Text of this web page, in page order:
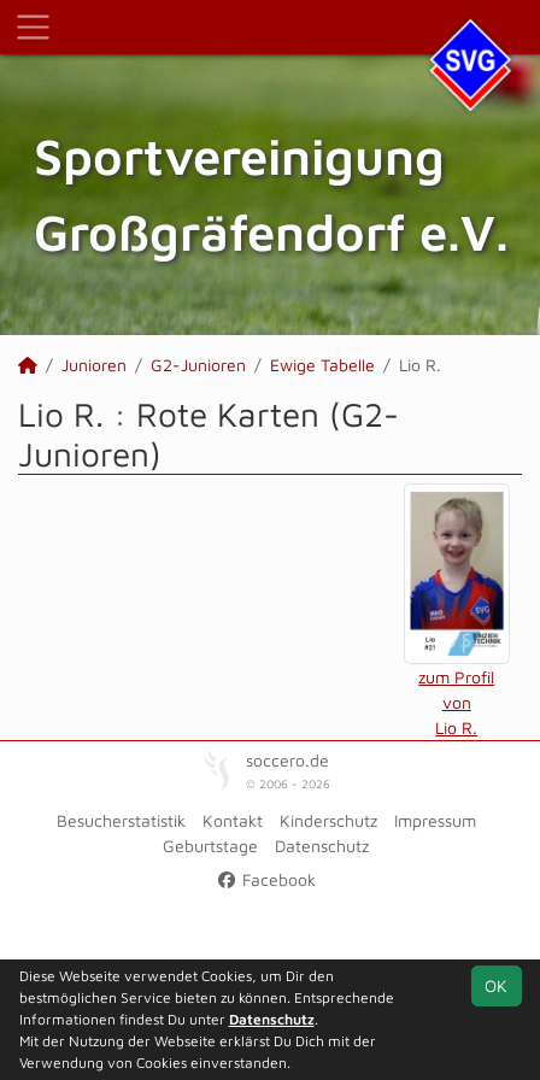
Sportvereinigung
Großgräfendorf e.V.
Junioren G2-Junioren Ewige Tabelle Lio R.
Lio R. : Rote Karten (G2-
Junioren)
zum Profil
von
Lio R.
soccero.de
© 2006 - 2026
Besucherstatistik Kontakt Kinderschutz
Impressum
Geburtstage
Datenschutz
Facebook
OK
Diese Webseite verwendet Cookies, um Dir den
bestmöglichen Service bieten zu können. Entsprechende
Informationen findest Du unter Datenschutz.
Mit der Nutzung der Webseite erklärst Du Dich mit der
Verwendung von Cookies einverstanden.